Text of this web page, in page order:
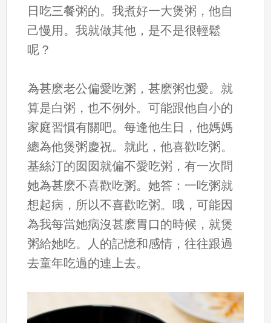
日吃三餐粥的。我煮好一大煲粥，他自
己慢用。我就做其他，是不是很輕鬆
呢？
為甚麽老公偏愛吃粥，甚麽粥也愛。就
算是白粥，也不例外。可能跟他自小的
家庭習慣有關吧。每逢他生日，他媽媽
總為他煲粥慶祝。就此，他喜歡吃粥。
基絲汀的囡囡就偏不愛吃粥，有一次問
她為甚麽不喜歡吃粥。她答：一吃粥就
想起病，所以不喜歡吃粥。哦，可能因
為我每當她病沒甚麽胃口的時候，就煲
粥給她吃。人的記憶和感情，往往跟過
去童年吃過的連上去。